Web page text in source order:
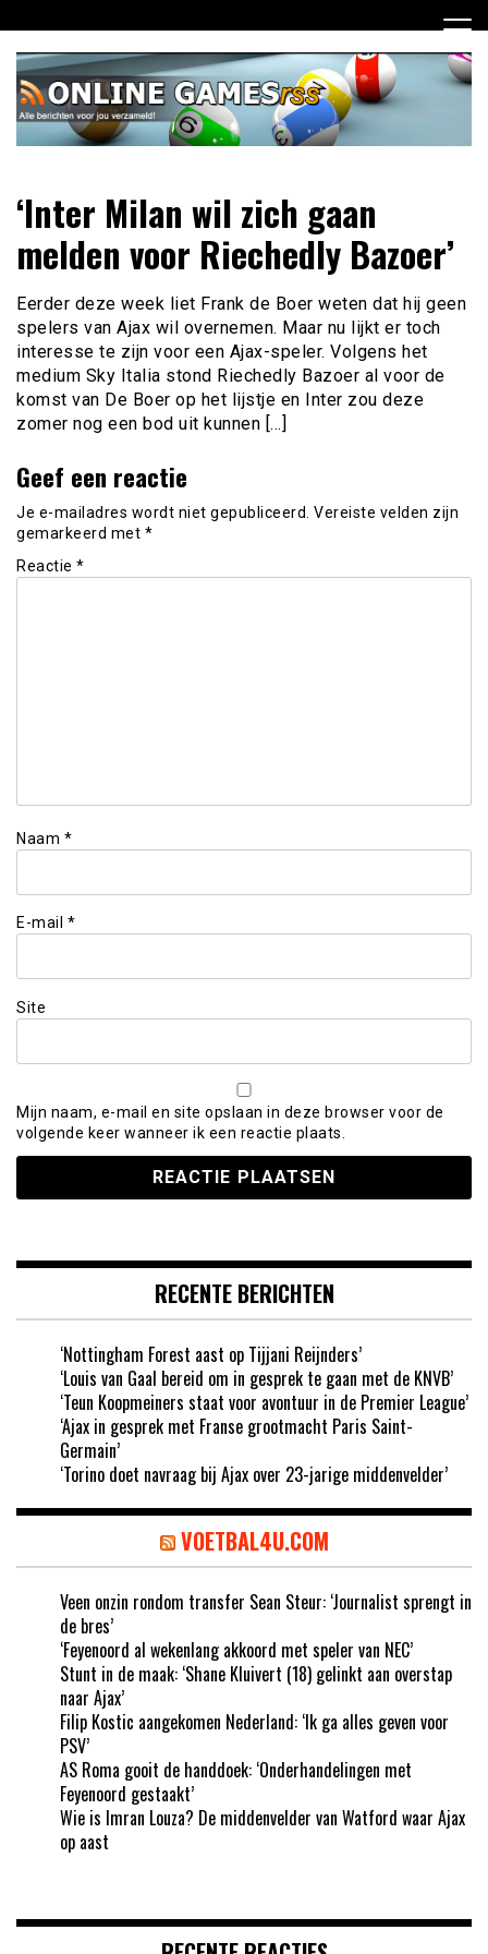
naar
inhoud
Online Games RSS
verzameld
‘Inter Milan wil zich gaan
melden voor Riechedly Bazoer’
Eerder deze week liet Frank de Boer weten dat hij geen
spelers van Ajax wil overnemen. Maar nu lijkt er toch
interesse te zijn voor een Ajax-speler. Volgens het
medium Sky Italia stond Riechedly Bazoer al voor de
komst van De Boer op het lijstje en Inter zou deze
zomer nog een bod uit kunnen […]
Geef een reactie
Je e-mailadres wordt niet gepubliceerd. Vereiste velden zijn
gemarkeerd met *
Reactie *
Naam *
E-mail *
Site
Mijn naam, e-mail en site opslaan in deze browser voor de
volgende keer wanneer ik een reactie plaats.
RECENTE BERICHTEN
‘Nottingham Forest aast op Tijjani Reijnders’
‘Louis van Gaal bereid om in gesprek te gaan met de KNVB’
‘Teun Koopmeiners staat voor avontuur in de Premier League’
‘Ajax in gesprek met Franse grootmacht Paris Saint-
Germain’
‘Torino doet navraag bij Ajax over 23-jarige middenvelder’
VOETBAL4U.COM
Veen onzin rondom transfer Sean Steur: ‘Journalist sprengt in
de bres’
‘Feyenoord al wekenlang akkoord met speler van NEC’
Stunt in de maak: ‘Shane Kluivert (18) gelinkt aan overstap
naar Ajax’
Filip Kostic aangekomen Nederland: ‘Ik ga alles geven voor
PSV’
AS Roma gooit de handdoek: ‘Onderhandelingen met
Feyenoord gestaakt’
Wie is Imran Louza? De middenvelder van Watford waar Ajax
op aast